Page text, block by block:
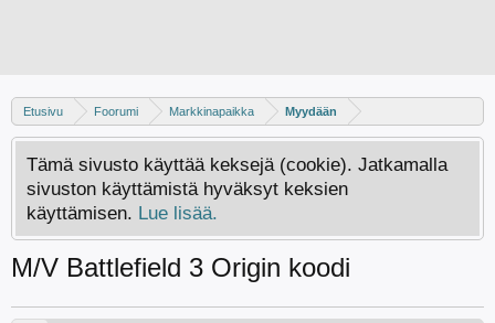
Etusivu Foorumi Markkinapaikka Myydään
Tämä sivusto käyttää keksejä (cookie). Jatkamalla
sivuston käyttämistä hyväksyt keksien
käyttämisen. Lue lisää.
M/V Battlefield 3 Origin koodi